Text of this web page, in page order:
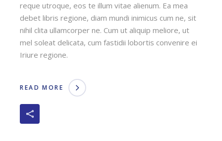
reque utroque, eos te illum vitae alienum. Ea mea
debet libris regione, diam mundi inimicus cum ne, sit
nihil clita ullamcorper ne. Cum ut aliquip meliore, ut
mel soleat delicata, cum fastidii lobortis convenire ei
Iriure regione.
READ MORE